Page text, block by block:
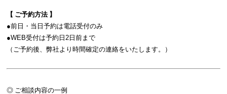
【 ご予約方法 】
●前日・当日予約は電話受付のみ
●WEB受付は予約日2日前まで
（ご予約後、弊社より時間確定の連絡をいたします。）
◎ ご相談内容の一例